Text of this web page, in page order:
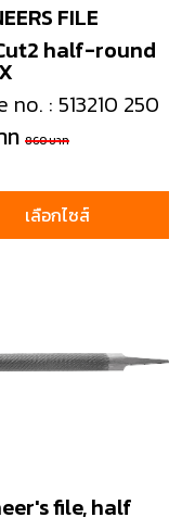
FILE
half-round
no. : 513210 250
ท 860 บาท
เลือกไซส์
file, half